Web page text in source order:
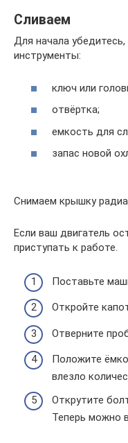
Сливаем
Для начала
инструменты:
ключ или
отвёртка;
емкость для
запас новой
Снимаем крышку
Если ваш двигатель
приступать к работе.
Поставьте
Откройте
Отверните
Положите
влезло
Открутите
Теперь можно